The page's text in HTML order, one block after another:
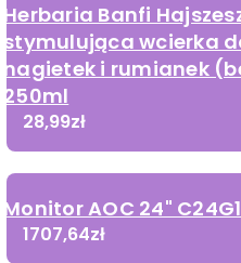
Herbaria Banfi
stymulująca wcierka
nagietek i rumianek
250ml
28,99zł
Monitor AOC 24" C24G1
1707,64zł